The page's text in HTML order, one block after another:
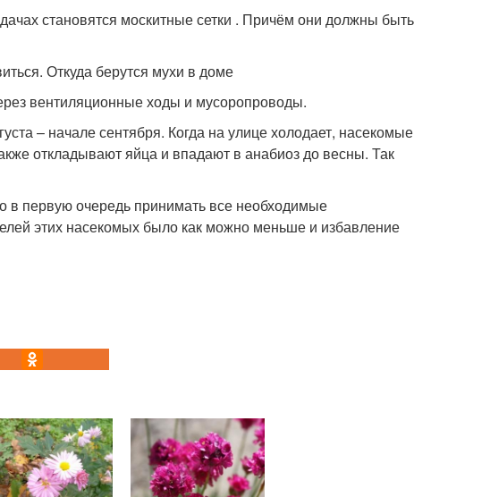
становятся москитные сетки . Причём они должны быть
вентиляционные ходы и мусоропроводы.
– начале сентября. Когда на улице холодает, насекомые
откладывают яйца и впадают в анабиоз до весны. Так
в первую очередь принимать все необходимые
этих насекомых было как можно меньше и избавление